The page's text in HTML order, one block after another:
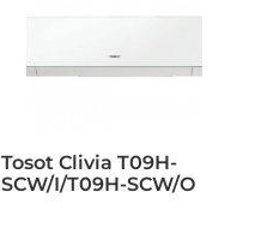
Tosot Clivia T09H-
SCW/I/T09H-SCW/O